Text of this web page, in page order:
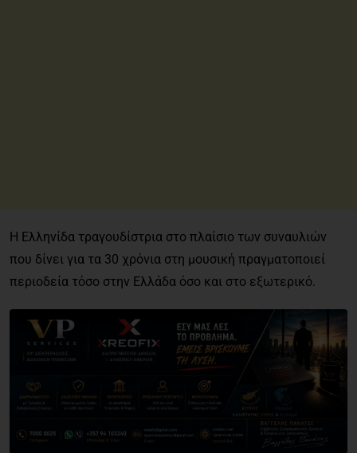
Η Ελληνίδα τραγουδίστρια στο πλαίσιο των συναυλιών
που δίνει για τα 30 χρόνια στη μουσική πραγματοποιεί
περιοδεία τόσο στην Ελλάδα όσο και στο εξωτερικό.